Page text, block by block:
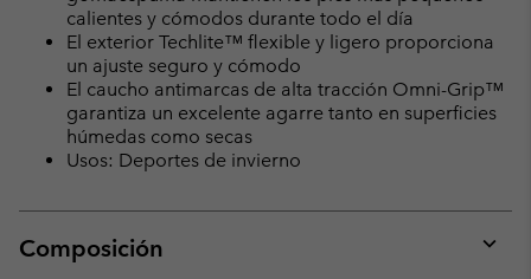
calientes y cómodos durante todo el día
El exterior Techlite™ flexible y ligero proporciona
un ajuste seguro y cómodo
El caucho antimarcas de alta tracción Omni-Grip™
garantiza un excelente agarre tanto en superficies
húmedas como secas
Usos: Deportes de invierno
Composición